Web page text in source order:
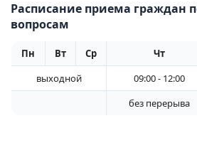
Расписание приема граждан
вопросам
Пн Вт Ср Чт
выходной
09:00 - 12:00
без перерыва